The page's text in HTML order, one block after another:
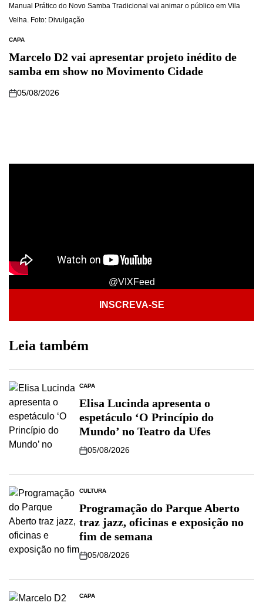
Manual Prático do Novo Samba Tradicional vai animar o público em Vila
Velha. Foto: Divulgação
CAPA
Marcelo D2 vai apresentar projeto inédito de
samba em show no Movimento Cidade
05/08/2026
@VIXFeed
INSCREVA-SE
Leia também
CAPA
Elisa Lucinda apresenta o
espetáculo ‘O Princípio do
Mundo’ no Teatro da Ufes
05/08/2026
CULTURA
Programação do Parque Aberto
traz jazz, oficinas e exposição no
fim de semana
05/08/2026
CAPA